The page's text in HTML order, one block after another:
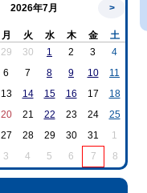
2026年7月 >
月 火 水 木 金
土
29 30 1 2 3
4
6 7 8 9 10
11
13 14 15 16 17
18
20 21 22 23 24
25
27 28 29 30 31
1
3 4 5 6 7 8